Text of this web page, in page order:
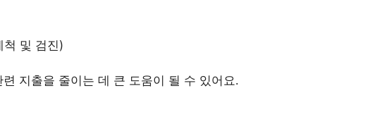
척 및 검진)
지출을 줄이는 데 큰 도움이 될 수 있어요.